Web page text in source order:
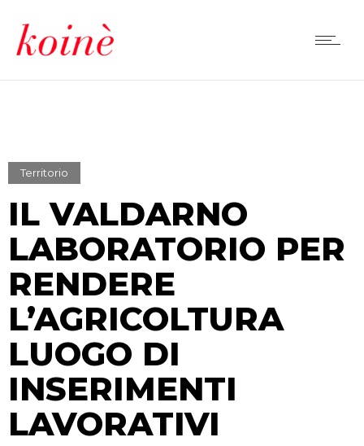
Territorio
IL VALDARNO
LABORATORIO PER
RENDERE
L’AGRICOLTURA
LUOGO DI
INSERIMENTI
LAVORATIVI